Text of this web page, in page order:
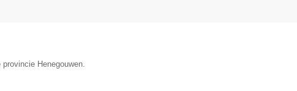
Henegouwen.